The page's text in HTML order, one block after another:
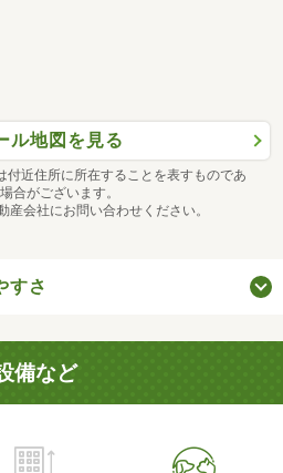
ル地図を見る
近住所に所在することを表すものであ
合がございます。
会社にお問い合わせください。
すさ
備など